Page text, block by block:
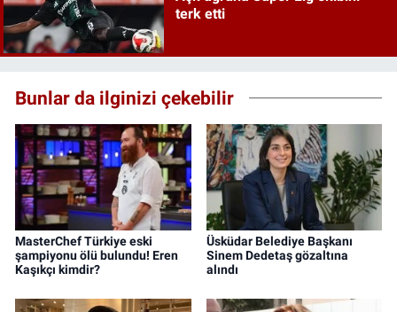
terk etti
Bunlar da ilginizi çekebilir
MasterChef Türkiye eski
şampiyonu ölü bulundu! Eren
Kaşıkçı kimdir?
Üsküdar Belediye Başkanı
Sinem Dedetaş gözaltına
alındı